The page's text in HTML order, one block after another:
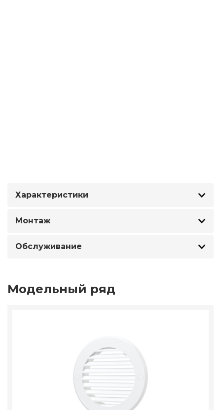
Характеристики
Монтаж
Обслуживание
Модельный ряд